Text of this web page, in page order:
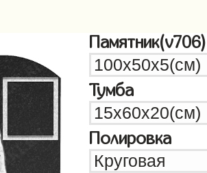
Памятник(v706)
Тумба
Полировка